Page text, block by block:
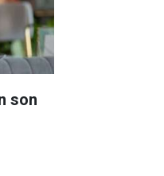
son